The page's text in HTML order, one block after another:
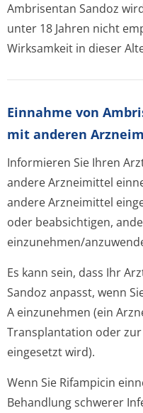
Ambrisentan Sandoz
unter 18 Jahren nicht
Wirksamkeit in dieser
Einnahme von
mit anderen
Informieren Sie Ihren
andere Arzneimittel
andere Arzneimittel
oder beabsichtigen,
einzunehmen/
Es kann sein, dass Ihr
Sandoz anpasst, wenn
A einzunehmen (ein
Transplantation oder
eingesetzt wird).
Wenn Sie Rifampicin
Behandlung schwerer